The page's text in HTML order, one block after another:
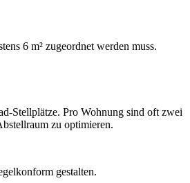
6 m² zugeordnet werden muss.
Stellplätze. Pro Wohnung sind oft zwei
zu optimieren.
gestalten.